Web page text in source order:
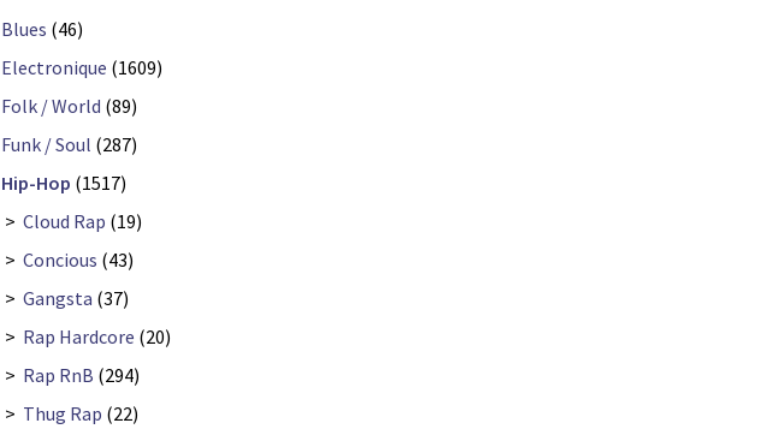
Blues (46)
Electronique (1609)
Folk / World (89)
Funk / Soul (287)
Hip-Hop (1517)
> Cloud Rap (19)
> Concious (43)
> Gangsta (37)
> Rap Hardcore (20)
> Rap RnB (294)
> Thug Rap (22)